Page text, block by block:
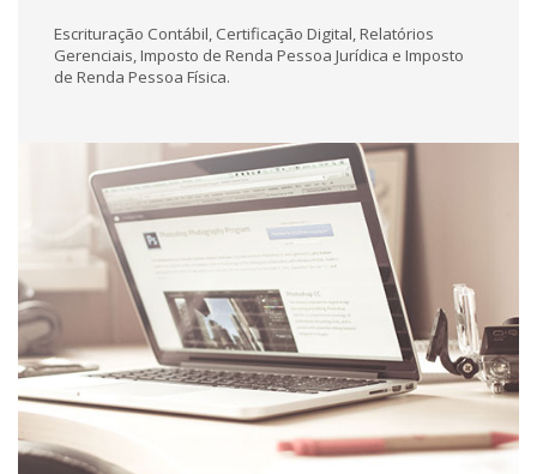
Escrituração Contábil, Certificação Digital, Relatórios
Gerenciais, Imposto de Renda Pessoa Jurídica e Imposto
de Renda Pessoa Física.